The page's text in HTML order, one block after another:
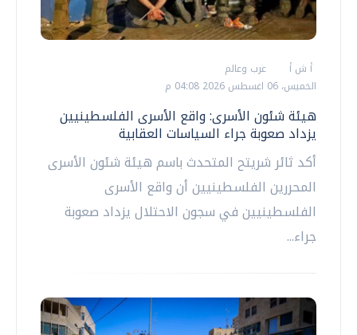
أ ش أ
عرب وعالم
الخميس، 06 اغسطس 2026 04:08 م
هيئة شئون الأسرى: واقع الأسرى الفلسطينيين
يزداد صعوبة جراء السياسات العقابية
أكد ثائر شريتح المتحدث باسم هيئة شئون الأسرى
المحررين الفلسطينيين أن واقع الأسرى
الفلسطينيين في سجون الاحتلال يزداد صعوبة
جراء...